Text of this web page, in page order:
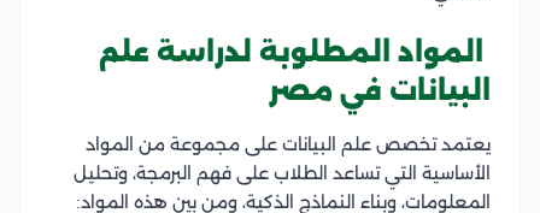
المواد المطلوبة لدراسة علم
البيانات في مصر
يعتمد تخصص علم البيانات على مجموعة من المواد
الأساسية التي تساعد الطلاب على فهم البرمجة، وتحليل
المعلومات، وبناء النماذج الذكية، ومن بين هذه المواد: